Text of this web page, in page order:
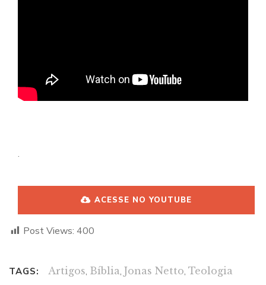
.
ACESSE NO YOUTUBE
Post Views: 400
TAGS: Artigos, Bíblia, Jonas Netto, Teologia